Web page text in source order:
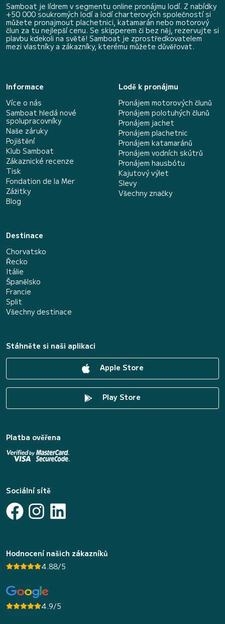
Samboat je lídrem v segmentu online pronájmu lodí. Z nabídky
+50 000 soukromých lodí a lodí charterových společností si
můžete pronajmout plachetnici, katamarán nebo motorový
člun za tu nejlepší cenu. Se skipperem či bez něj, rezervujte si
plavbu kdekoli na světě! Samboat je zprostředkovatelem
mezi vlastníky a zákazníky, kterému můžete důvěřovat.
Informace
Více o nás
Samboat hledá nové
spolupracovníky
Naše záruky
Pojištění
Klub Samboat
Zákaznické recenze
Tisk
Fondation de la Mer
Zážitky
Blog
Lodě k pronájmu
Pronájem motorových člunů
Pronájem polotuhých člunů
Pronájem jachet
Pronájem plachetnic
Pronájem katamaránů
Pronájem vodních skútrů
Pronájem hausbótu
Kajutový výlet
Slevy
Všechny značky
Destinace
Chorvatsko
Řecko
Itálie
Španělsko
Francie
Split
Všechny destinace
Stáhněte si naši aplikaci
Apple Store
Play Store
Platba ověřena
Sociální sítě
Hodnocení našich zákazníků
4.88/5
4.9/5